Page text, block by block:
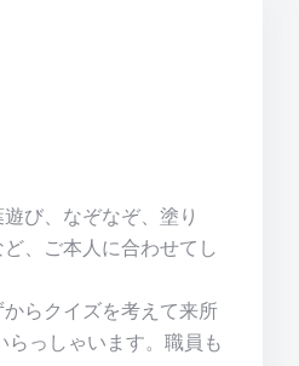
び、なぞなぞ、塗り
、ご本人に合わせてし
らクイズを考えて来所
らっしゃいます。職員も